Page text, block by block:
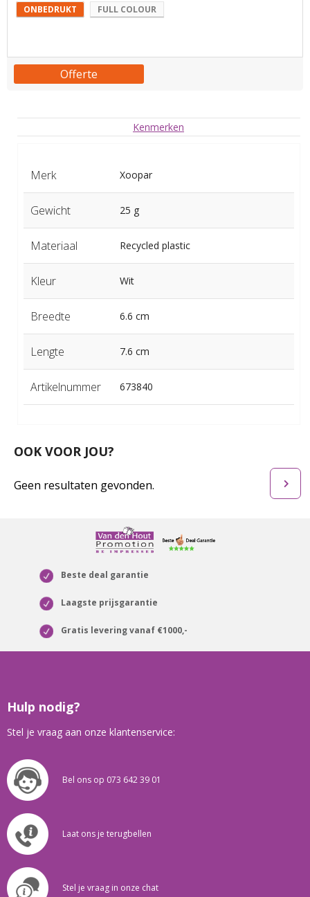
ONBEDRUKT FULL COLOUR
Offerte
Kenmerken
Merk Xoopar
Gewicht 25 g
Materiaal Recycled plastic
Kleur Wit
Breedte 6.6 cm
Lengte 7.6 cm
Artikelnummer 673840
OOK VOOR JOU?
Geen resultaten gevonden.
Beste deal garantie
Laagste prijsgarantie
Gratis levering vanaf €1000,-
Hulp nodig?
Stel je vraag aan onze klantenservice:
Bel ons op 073 642 39 01
Laat ons je terugbellen
Stel je vraag in onze chat